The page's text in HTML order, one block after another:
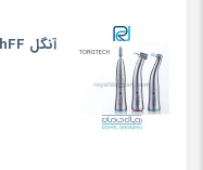
آنگل TorqtechFF